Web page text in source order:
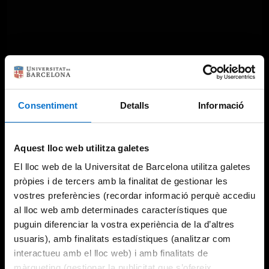
Consentiment Detalls Informació
Aquest lloc web utilitza galetes
El lloc web de la Universitat de Barcelona utilitza galetes
pròpies i de tercers amb la finalitat de gestionar les
vostres preferències (recordar informació perquè accediu
al lloc web amb determinades característiques que
puguin diferenciar la vostra experiència de la d’altres
usuaris), amb finalitats estadístiques (analitzar com
interactueu amb el lloc web) i amb finalitats de